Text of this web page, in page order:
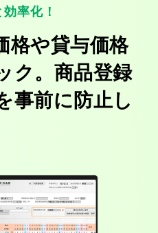
率化！
格や貸与価格
ク。商品登録
事前に防止し